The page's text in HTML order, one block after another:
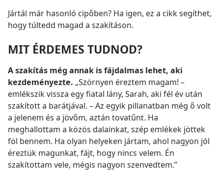
Jártál már hasonló cipőben? Ha igen, ez a cikk segíthet,
hogy túltedd magad a szakításon.
MIT ÉRDEMES TUDNOD?
A szakítás még annak is fájdalmas lehet, aki
kezdeményezte. „Szörnyen éreztem magam! –
emlékszik vissza egy fiatal lány, Sarah, aki fél év után
szakított a barátjával. – Az egyik pillanatban még ő volt
a jelenem és a jövőm, aztán tovatűnt. Ha
meghallottam a közös dalainkat, szép emlékek jöttek
föl bennem. Ha olyan helyeken jártam, ahol nagyon jól
éreztük magunkat, fájt, hogy nincs velem. Én
szakítottam vele, mégis nagyon szenvedtem.”